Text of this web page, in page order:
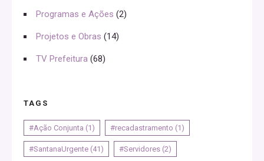
Programas e Ações (2)
Projetos e Obras (14)
TV Prefeitura (68)
TAGS
#Ação Conjunta (1) #recadastramento (1)
#SantanaUrgente (41) #Servidores (2)